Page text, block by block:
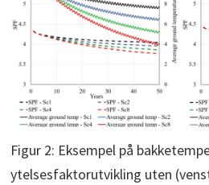
Figur 2: Eksempel på
ytelsesfaktorutvikling uten